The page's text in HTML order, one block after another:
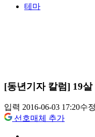
테마
[동년기자 칼럼] 19
입력 2016-06-03 17:20수
선호매체 추가